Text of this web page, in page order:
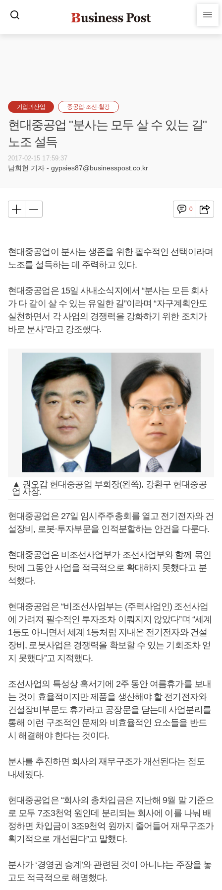
기업과산업 중공업·조선·철강
현대중공업 "분사는 모두 살 수 있는 길"
노조 설득
2017-02-15 17:59:37
남희헌 기자 - gypsies87@businesspost.co.kr
0
현대중공업이 분사는 생존을 위한 필수적인 선택이라며
노조를 설득하는 데 주력하고 있다.
현대중공업은 15일 사내소식지에서 “분사는 모든 회사
가 다 같이 살 수 있는 유일한 길”이라며 “자구계획안도
실천하면서 각 사업의 경쟁력을 강화하기 위한 조치가
바로 분사”라고 강조했다.
▲ 권오갑 현대중공업 부회장(왼쪽), 강환구 현대중공
업 사장.
현대중공업은 27일 임시주주총회를 열고 전기전자와 건
설장비, 로봇·투자부문을 인적분할하는 안건을 다룬다.
현대중공업은 비조선사업부가 조선사업부와 함께 묶인
탓에 그동안 사업을 적극적으로 확대하지 못했다고 분
석했다.
현대중공업은 “비조선사업부는 (주력사업인) 조선사업
에 가려져 필수적인 투자조차 이뤄지지 않았다”며 “세계
1등도 아니면서 세계 1등처럼 지내온 전기전자와 건설
장비, 로봇사업은 경쟁력을 확보할 수 있는 기회조차 얻
지 못했다”고 지적했다.
조선사업의 특성상 혹서기에 2주 동안 여름휴가를 보내
는 것이 효율적이지만 제품을 생산해야 할 전기전자와
건설장비부문도 휴가라고 공장문을 닫는데 사업분리를
통해 이런 구조적인 문제와 비효율적인 요소들을 반드
시 해결해야 한다는 것이다.
분사를 추진하면 회사의 재무구조가 개선된다는 점도
내세웠다.
현대중공업은 “회사의 총차입금은 지난해 9월 말 기준으
로 모두 7조3천억 원인데 분리되는 회사에 이를 나눠 배
정하면 차입금이 3조9천억 원까지 줄어들어 재무구조가
획기적으로 개선된다”고 말했다.
분사가 ‘경영권 승계’와 관련된 것이 아니냐는 주장을 놓
고도 적극적으로 해명했다.